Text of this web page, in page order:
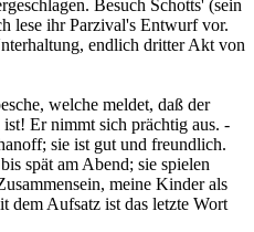
Besuch Schotts' (sein
lese ihr Parzival's Entwurf vor.
endlich dritter Akt von
welche meldet, daß der
Er nimmt sich prächtig aus. -
sie ist gut und freundlich.
spät am Abend; sie spielen
meine Kinder als
dem Aufsatz ist das letzte Wort